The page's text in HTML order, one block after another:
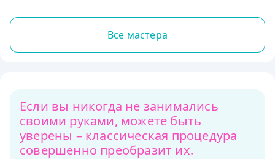
Все мастера
Если вы никогда не занимались
своими руками, можете быть
уверены – классическая процедура
совершенно преобразит их.